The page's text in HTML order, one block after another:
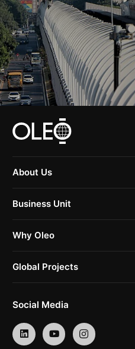
About Us
Business Unit
Why Oleo
Global Projects
Social Media